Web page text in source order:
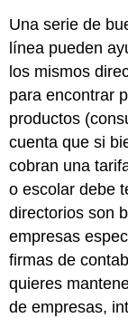
Una serie de
línea pueden
los mismos
para encontrar
productos
cuenta que si
cobran una
o escolar debe
directorios son
empresas
firmas de
quieres
de empresas,